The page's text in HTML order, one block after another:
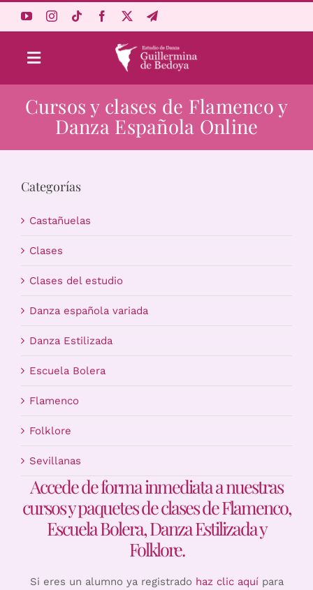
Toggle
Navigation
Aprende Online
Estudio
Carrito
Cursos y clases de Flamenco y
Danza Española Online
Categorías
Castañuelas
Clases
Clases del estudio
Danza española variada
Danza Estilizada
Escuela Bolera
Flamenco
Folklore
Sevillanas
Accede de forma inmediata a nuestras
cursos y paquetes de clases de Flamenco,
Escuela Bolera, Danza Estilizada y
Folklore.
Si eres un alumno ya registrado haz clic aquípara